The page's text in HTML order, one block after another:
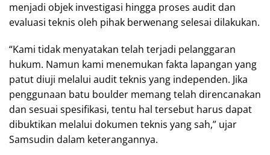
menjadi objek investigasi hingga proses audit dan
evaluasi teknis oleh pihak berwenang selesai dilakukan.
“Kami tidak menyatakan telah terjadi pelanggaran
hukum. Namun kami menemukan fakta lapangan yang
patut diuji melalui audit teknis yang independen. Jika
penggunaan batu boulder memang telah direncanakan
dan sesuai spesifikasi, tentu hal tersebut harus dapat
dibuktikan melalui dokumen teknis yang sah,” ujar
Samsudin dalam keterangannya.